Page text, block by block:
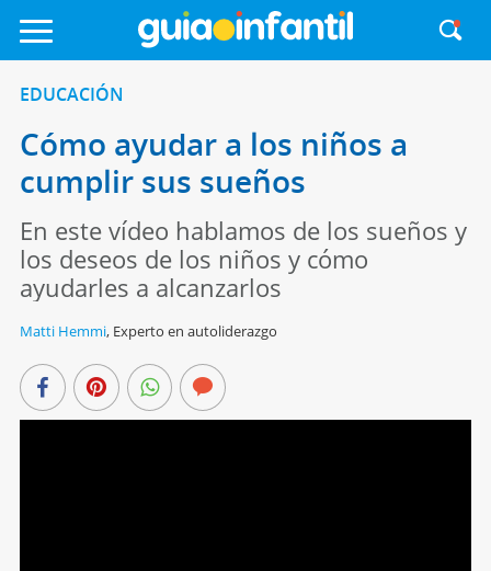
EDUCACIÓN
Cómo ayudar a los niños a
cumplir sus sueños
En este vídeo hablamos de los sueños y
los deseos de los niños y cómo
ayudarles a alcanzarlos
Matti Hemmi, Experto en autoliderazgo